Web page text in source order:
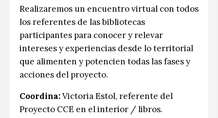
Realizaremos un encuentro virtual con todos
los referentes de las bibliotecas
participantes para conocer y relevar
intereses y experiencias desde lo territorial
que alimenten y potencien todas las fases y
acciones del proyecto.
Coordina:Victoria Estol, referente del
Proyecto CCE en el interior / libros.